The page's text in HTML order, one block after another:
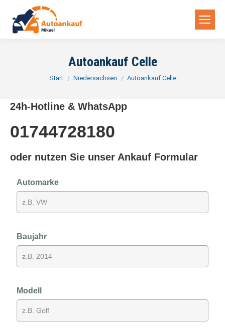
Autoankauf Celle
Sie befinden sich hier:
Start Niedersachsen Autoankauf Celle
24h-Hotline & WhatsApp
01744728180
oder nutzen Sie unser Ankauf Formular
Automarke
Baujahr
Modell